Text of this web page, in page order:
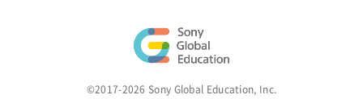
©2017-2026 Sony Global Education, Inc.